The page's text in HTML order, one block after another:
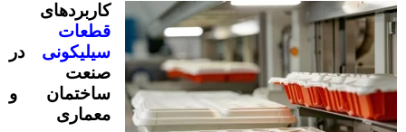
کاربردهای
قطعات
سیلیکونی در
صنعت
ساختمان و
معماری